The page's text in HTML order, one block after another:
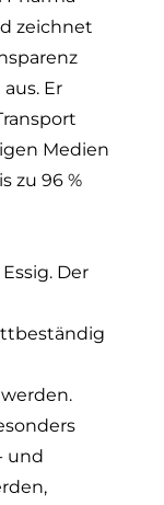
zeichnet
Er
Medien
zu 96 %
Der
und